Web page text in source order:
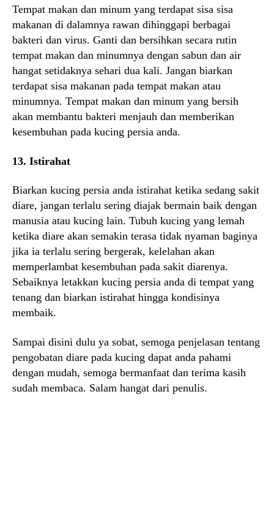
Tempat makan dan minum yang terdapat sisa sisa
makanan di dalamnya rawan dihinggapi berbagai
bakteri dan virus. Ganti dan bersihkan secara rutin
tempat makan dan minumnya dengan sabun dan air
hangat setidaknya sehari dua kali. Jangan biarkan
terdapat sisa makanan pada tempat makan atau
minumnya. Tempat makan dan minum yang bersih
akan membantu bakteri menjauh dan memberikan
kesembuhan pada kucing persia anda.
13. Istirahat
Biarkan kucing persia anda istirahat ketika sedang sakit
diare, jangan terlalu sering diajak bermain baik dengan
manusia atau kucing lain. Tubuh kucing yang lemah
ketika diare akan semakin terasa tidak nyaman baginya
jika ia terlalu sering bergerak, kelelahan akan
memperlambat kesembuhan pada sakit diarenya.
Sebaiknya letakkan kucing persia anda di tempat yang
tenang dan biarkan istirahat hingga kondisinya
membaik.
Sampai disini dulu ya sobat, semoga penjelasan tentang
pengobatan diare pada kucing dapat anda pahami
dengan mudah, semoga bermanfaat dan terima kasih
sudah membaca. Salam hangat dari penulis.